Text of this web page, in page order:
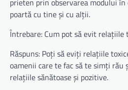
prieten prin observarea modului în
poartă cu tine și cu alții.
Întrebare: Cum pot să evit relațiile
Răspuns: Poți să eviți relațiile
oamenii care te fac să te simți rău
relațiile sănătoase și pozitive.